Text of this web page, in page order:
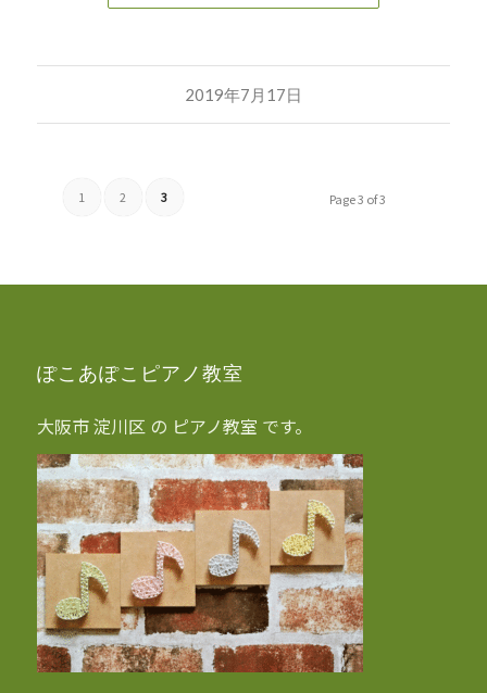
2019年7月17日
Page 3 of 3
1 2 3
ぽこあぽこピアノ教室
大阪市 淀川区 の ピアノ教室 です。